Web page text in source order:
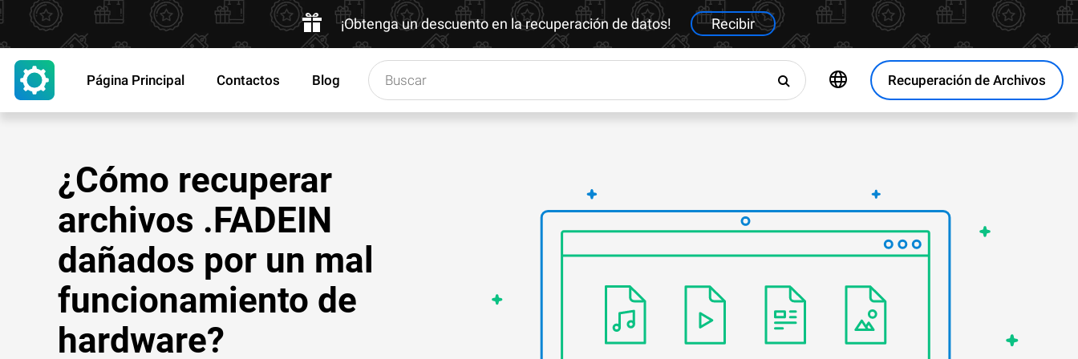
¡Obtenga un descuento en la recuperación de datos! Recibir
Recuperación de Archivos
Página Principal Contactos Blog
¿Cómo recuperar
archivos .FADEIN
dañados por un mal
funcionamiento de
hardware?